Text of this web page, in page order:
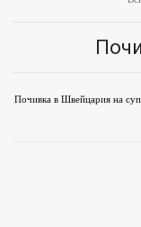
Почивка в Швейцария на